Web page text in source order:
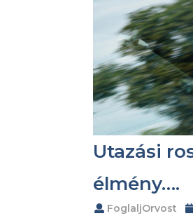
Utazási
élmény….
FoglaljOrvost